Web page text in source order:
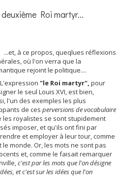
Roi martyr...
...et, à ce propos, queqlues réflexions
où l'on verra que la
rejoint le politique....
"le Roi martyr", pour
le seul Louis XVI, est bien,
l'un des exemples les plus
de cesperversions de vocabulaire
les royalistes se sont stupidement
imposer, et qu'ils ont fini par
et employer à leur tour, comme
le monde. Or, les mots ne sont pas
et, comme le faisait remarquer
c'est par les mots que l'on désigne
et c'est sur les idées que l'on